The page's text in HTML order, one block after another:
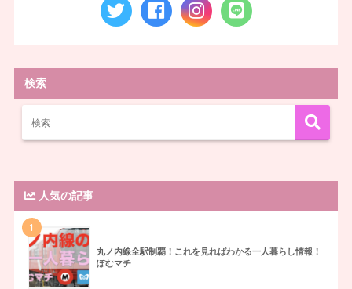
検索
人気の記事
1
丸ノ内線全駅制覇！これを見ればわかる一人暮らし情報！
ぽむマチ